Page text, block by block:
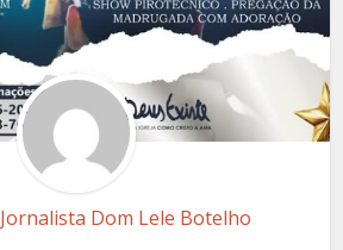
Jornalista Dom Lele Botelho